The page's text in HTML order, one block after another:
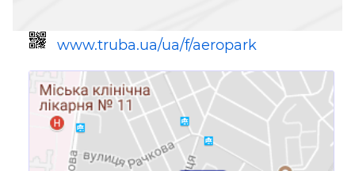
www.truba.ua/ua/f/aeropark